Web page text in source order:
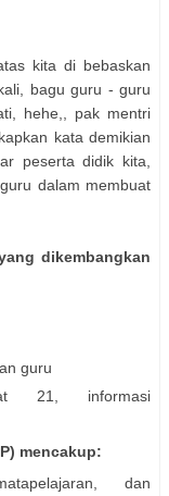
kita di bebaskan
bagu guru - guru
hehe,, pak mentri
kata demikian
peserta didik kita,
dalam membuat
dikembangkan
guru
21, informasi
mencakup:
dan